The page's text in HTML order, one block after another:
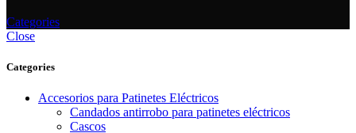
Categories
Close
Categories
Accesorios para Patinetes Eléctricos
Candados antirrobo para patinetes eléctricos
Cascos